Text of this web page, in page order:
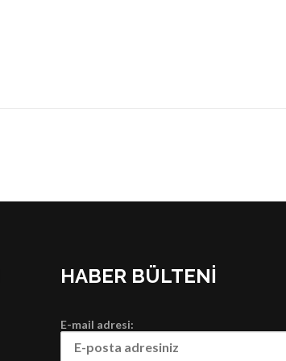
HABER BÜLTENI
E-mail adresi: